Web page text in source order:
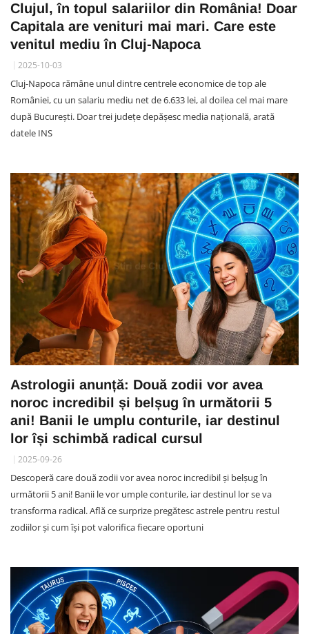
Clujul, în topul salariilor din România! Doar
Capitala are venituri mai mari. Care este
venitul mediu în Cluj-Napoca
2025-10-03
Cluj-Napoca rămâne unul dintre centrele economice de top ale
României, cu un salariu mediu net de 6.633 lei, al doilea cel mai mare
după București. Doar trei județe depășesc media națională, arată
datele INS
Astrologii anunță: Două zodii vor avea
noroc incredibil și belșug în următorii 5
ani! Banii le umplu conturile, iar destinul
lor își schimbă radical cursul
2025-09-26
Descoperă care două zodii vor avea noroc incredibil și belșug în
următorii 5 ani! Banii le vor umple conturile, iar destinul lor se va
transforma radical. Află ce surprize pregătesc astrele pentru restul
zodiilor și cum își pot valorifica fiecare oportuni